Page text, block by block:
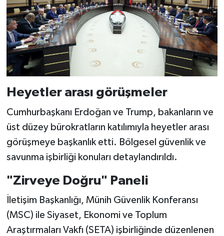
Heyetler arası görüşmeler
Cumhurbaşkanı Erdoğan ve Trump, bakanların ve
üst düzey bürokratların katılımıyla heyetler arası
görüşmeye başkanlık etti. Bölgesel güvenlik ve
savunma işbirliği konuları detaylandırıldı.
"Zirveye Doğru" Paneli
İletişim Başkanlığı, Münih Güvenlik Konferansı
(MSC) ile Siyaset, Ekonomi ve Toplum
Araştırmaları Vakfı (SETA) işbirliğinde düzenlenen